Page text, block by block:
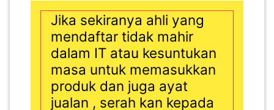
Jika sekiranya ahli yang
mendaftar tidak mahir
dalam IT atau kesuntukan
masa untuk memasukkan
produk dan juga ayat
jualan , serah kan kepada